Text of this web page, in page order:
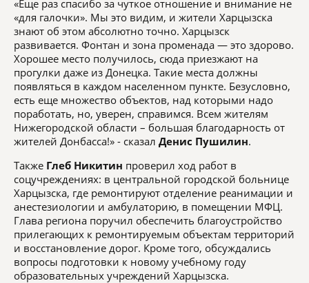
«Еще раз спасибо за чуткое отношение и внимание не
«для галочки». Мы это видим, и жители Харцызска
знают об этом абсолютно точно. Харцызск
развивается. Фонтан и зона променада — это здорово.
Хорошее место получилось, сюда приезжают на
прогулки даже из Донецка. Такие места должны
появляться в каждом населенном пункте. Безусловно,
есть еще множество объектов, над которыми надо
поработать, но, уверен, справимся. Всем жителям
Нижегородской области – большая благодарность от
жителей Донбасса!» - сказал Денис Пушилин.
Также Глеб Никитин проверил ход работ в
соцучреждениях: в центральной городской больнице
Харцызска, где ремонтируют отделение реанимации и
анестезиологии и амбулаторию, в помещении МФЦ.
Глава региона поручил обеспечить благоустройство
прилегающих к ремонтируемым объектам территорий
и восстановление дорог. Кроме того, обсуждались
вопросы подготовки к новому учебному году
образовательных учреждений Харцызска.